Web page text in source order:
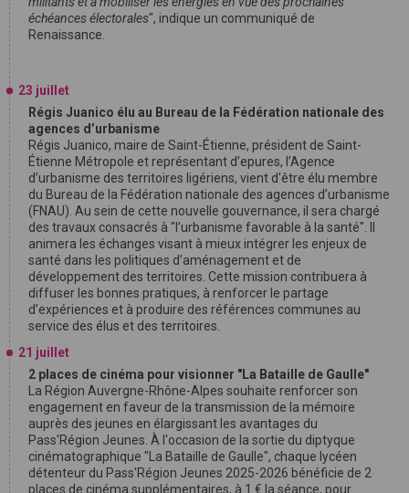
échéances électorales", indique un communiqué de
Renaissance.
23 juillet
Régis Juanico élu au Bureau de la Fédération nationale des
agences d’urbanisme
Régis Juanico, maire de Saint-Étienne, président de Saint-
Étienne Métropole et représentant d’epures, l’Agence
d’urbanisme des territoires ligériens, vient d'être élu membre
du Bureau de la Fédération nationale des agences d’urbanisme
(FNAU). Au sein de cette nouvelle gouvernance, il sera chargé
des travaux consacrés à "l’urbanisme favorable à la santé". Il
animera les échanges visant à mieux intégrer les enjeux de
santé dans les politiques d’aménagement et de
développement des territoires. Cette mission contribuera à
diffuser les bonnes pratiques, à renforcer le partage
d’expériences et à produire des références communes au
service des élus et des territoires.
21 juillet
2 places de cinéma pour visionner "La Bataille de Gaulle"
La Région Auvergne-Rhône-Alpes souhaite renforcer son
engagement en faveur de la transmission de la mémoire
auprès des jeunes en élargissant les avantages du
Pass'Région Jeunes. À l'occasion de la sortie du diptyque
cinématographique "La Bataille de Gaulle", chaque lycéen
détenteur du Pass'Région Jeunes 2025-2026 bénéficie de 2
places de cinéma supplémentaires, à 1 € la séance, pour